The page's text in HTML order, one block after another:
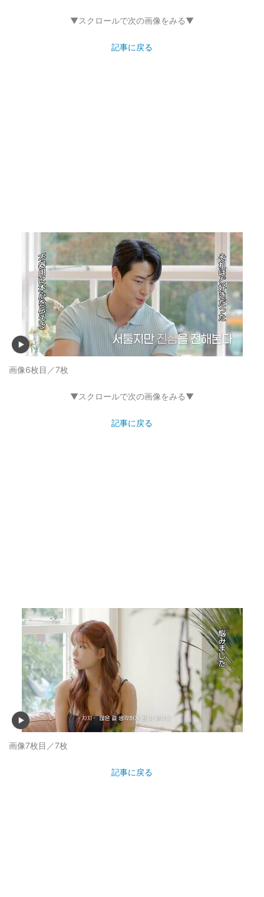
▼スクロールで次の画像をみる▼
記事に戻る
画像6枚目／7枚
▼スクロールで次の画像をみる▼
記事に戻る
画像7枚目／7枚
記事に戻る